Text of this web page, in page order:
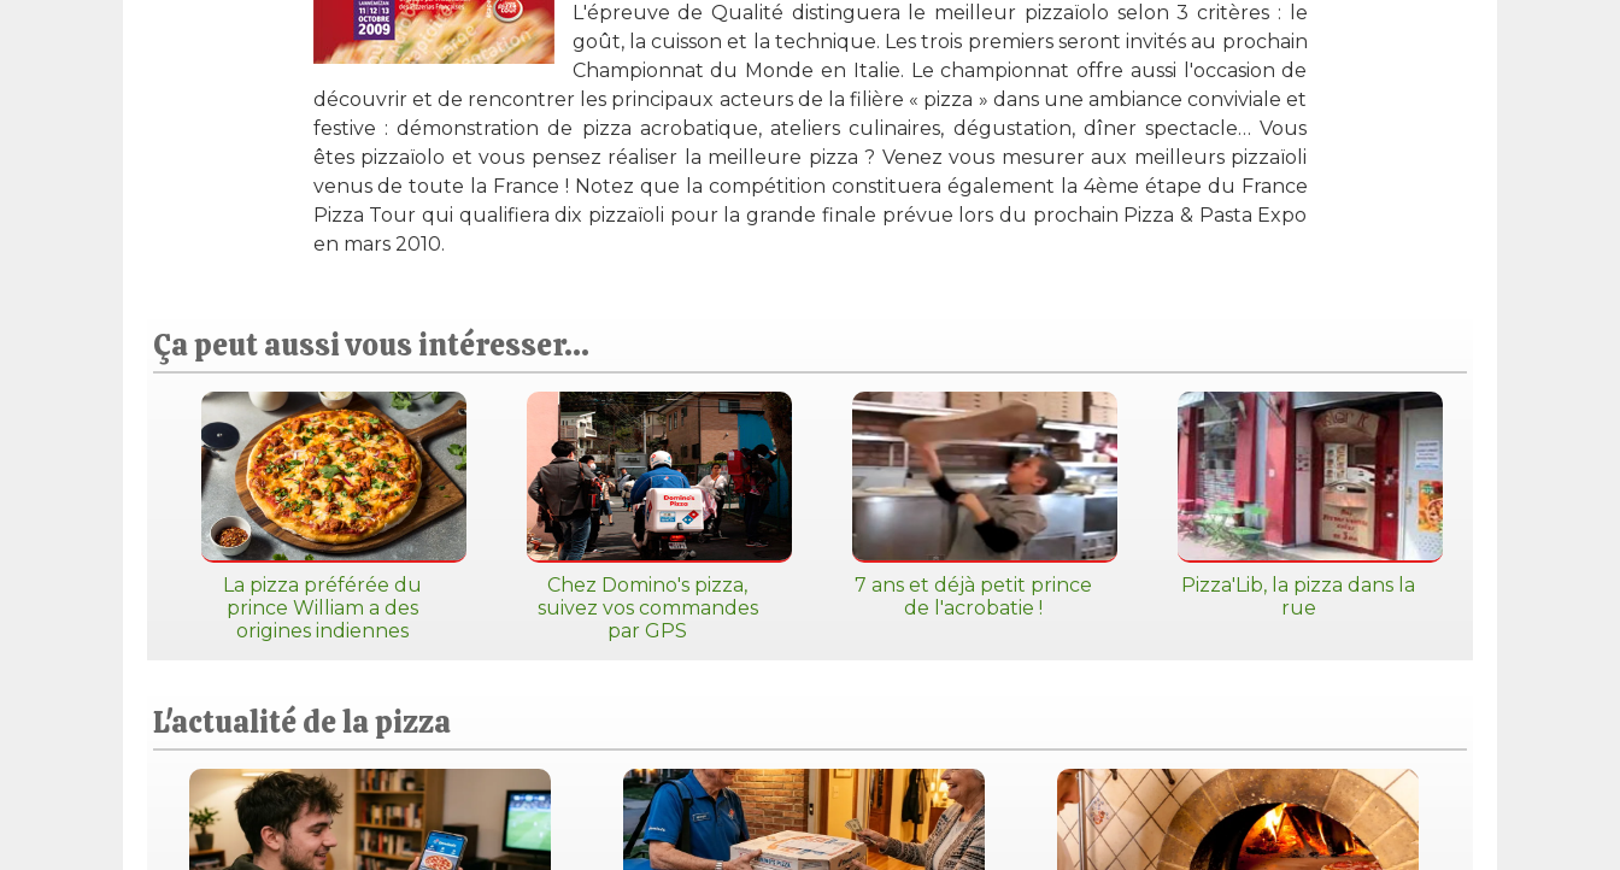
L'épreuve de Qualité distinguera le meilleur pizzaïolo selon 3 critères : le
goût, la cuisson et la technique. Les trois premiers seront invités au prochain
Championnat du Monde en Italie. Le championnat offre aussi l'occasion de
découvrir et de rencontrer les principaux acteurs de la filière « pizza » dans une ambiance conviviale et
festive : démonstration de pizza acrobatique, ateliers culinaires, dégustation, dîner spectacle… Vous
êtes pizzaïolo et vous pensez réaliser la meilleure pizza ? Venez vous mesurer aux meilleurs pizzaïoli
venus de toute la France ! Notez que la compétition constituera également la 4ème étape du France
Pizza Tour qui qualifiera dix pizzaïoli pour la grande finale prévue lors du prochain Pizza & Pasta Expo
en mars 2010.
Ça peut aussi vous intéresser...
La pizza préférée du
prince William a des
origines indiennes
Chez Domino's pizza,
suivez vos commandes
par GPS
7 ans et déjà petit prince
de l'acrobatie !
Pizza'Lib, la pizza dans la
rue
L'actualité de la pizza